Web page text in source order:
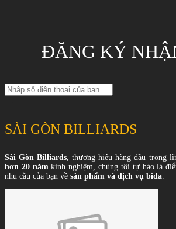
ĐĂNG KÝ
SÀI GÒN BILLIARDS
Sài Gòn Billiards, thương hiệu hàng đầu trong
hơn 20 nămkinh nghiệm, chúng tôi tự hào là
nhu cầu của bạn về sản phẩm và dịch vụ bida.